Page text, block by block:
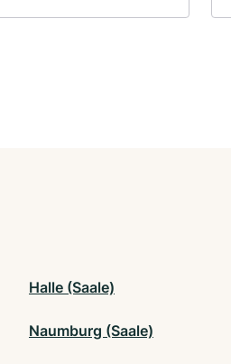
Halle (Saale)
Naumburg (Saale)